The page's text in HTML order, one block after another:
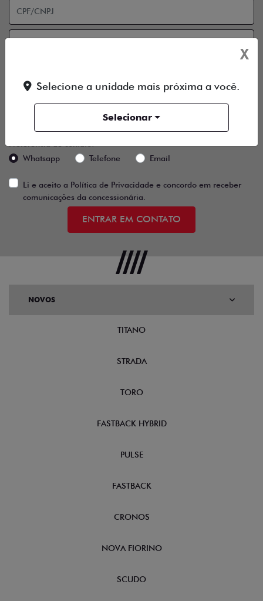
Whatsapp
Telefone Email
Li e aceito a Política de Privacidade e concordo em receber
comunicações da concessionária.
ENTRAR EM CONTATO
NOVOS
TITANO
STRADA
TORO
FASTBACK HYBRID
PULSE
FASTBACK
CRONOS
NOVA FIORINO
SCUDO
X
Selecione a unidade mais próxima a você.
Selecionar